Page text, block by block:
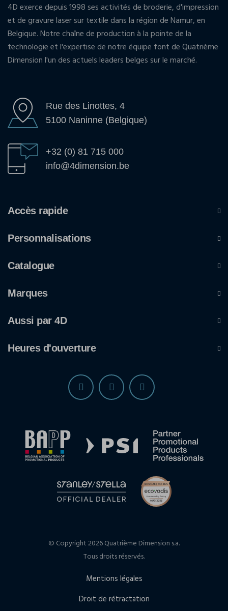
4D exerce depuis 1998 ses activités de broderie, d'impression
et de gravure laser sur textile dans la région de Namur, en
Belgique. Notre chaîne de production à la pointe de la
technologie et l'expertise de notre équipe font de Quatrième
Dimension l'un des actuels leaders belges sur le marché.
Rue des Linottes, 4
5100 Naninne (Belgique)
+32 (0) 81 715 000
info@4dimension.be
Accès rapide
Personnalisations
Catalogue
Marques
Aussi par 4D
Heures d'ouverture
© Copyright 2026 Quatrième Dimension s.a.
Tous droits réservés.
Mentions légales
Droit de rétractation